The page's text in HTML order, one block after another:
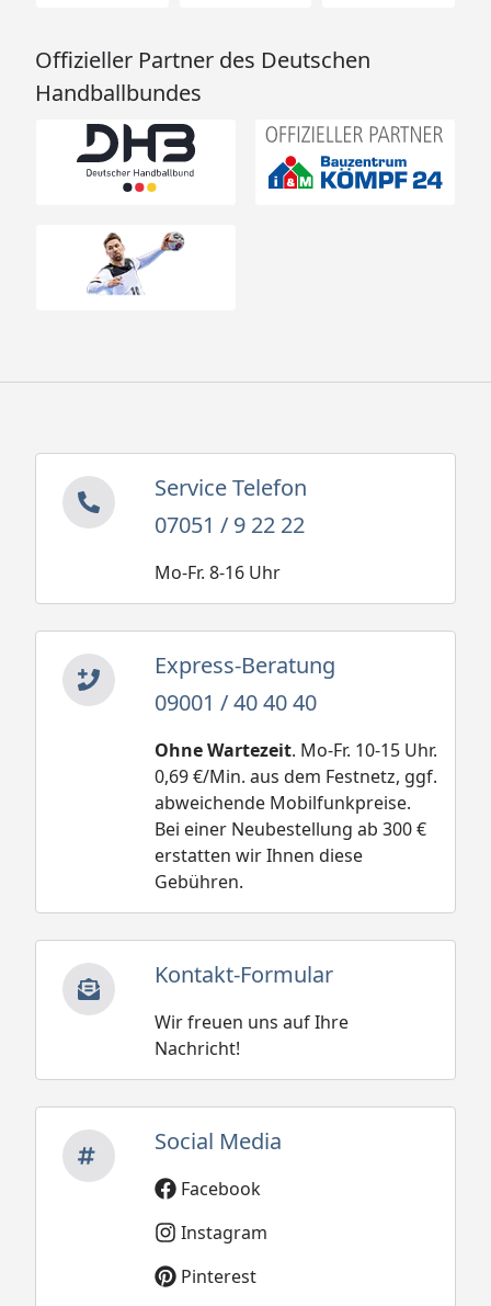
Offizieller Partner des Deutschen
Handballbundes
Service Telefon
07051 / 9 22 22
Mo-Fr. 8-16 Uhr
Express-Beratung
09001 / 40 40 40
Ohne Wartezeit. Mo-Fr. 10-15 Uhr.
0,69 €/Min. aus dem Festnetz, ggf.
abweichende Mobilfunkpreise.
Bei einer Neubestellung ab 300 €
erstatten wir Ihnen diese
Gebühren.
Kontakt-Formular
Wir freuen uns auf Ihre
Nachricht!
Social Media
Facebook
Instagram
Pinterest